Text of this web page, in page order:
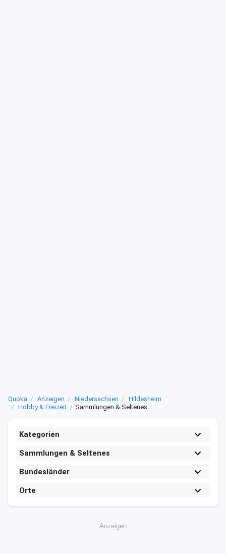
Quoka Anzeigen Niedersachsen
Hildesheim
Hobby & Freizeit
Sammlungen & Seltenes
Kategorien
Sammlungen & Seltenes
Bundesländer
Orte
Anzeigen